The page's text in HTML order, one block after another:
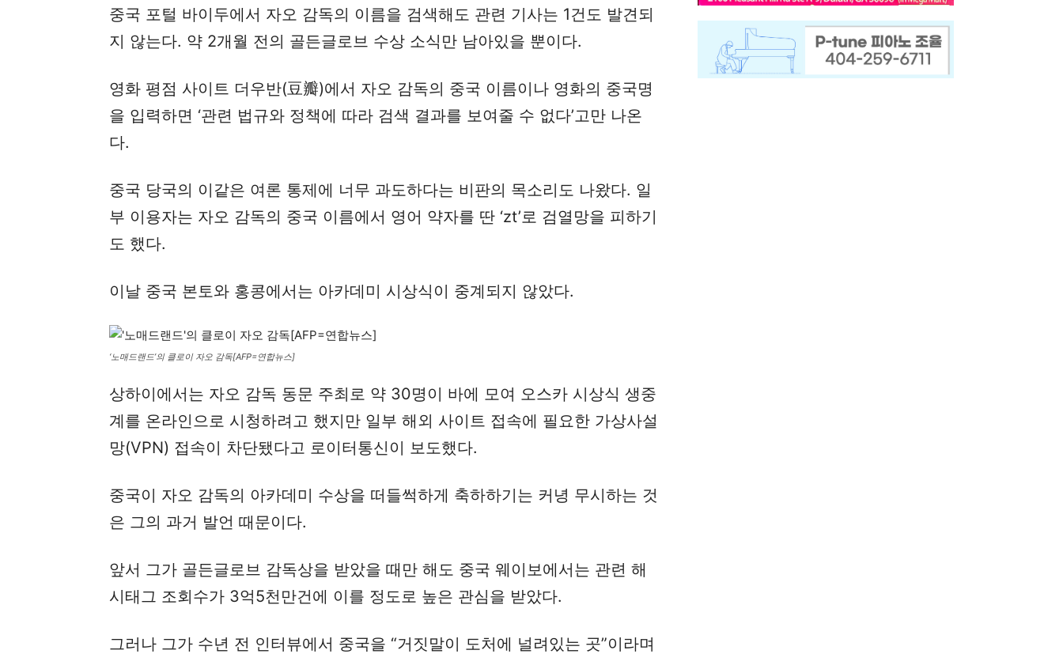
중국 포털 바이두에서 자오 감독의 이름을 검색해도 관련 기사는 1건도 발견되
지 않는다. 약 2개월 전의 골든글로브 수상 소식만 남아있을 뿐이다.
영화 평점 사이트 더우반(豆瓣)에서 자오 감독의 중국 이름이나 영화의 중국명
을 입력하면 ‘관련 법규와 정책에 따라 검색 결과를 보여줄 수 없다’고만 나온
다.
중국 당국의 이같은 여론 통제에 너무 과도하다는 비판의 목소리도 나왔다. 일
부 이용자는 자오 감독의 중국 이름에서 영어 약자를 딴 ‘zt’로 검열망을 피하기
도 했다.
이날 중국 본토와 홍콩에서는 아카데미 시상식이 중계되지 않았다.
‘노매드랜드’의 클로이 자오 감독[AFP=연합뉴스]
상하이에서는 자오 감독 동문 주최로 약 30명이 바에 모여 오스카 시상식 생중
계를 온라인으로 시청하려고 했지만 일부 해외 사이트 접속에 필요한 가상사설
망(VPN) 접속이 차단됐다고 로이터통신이 보도했다.
중국이 자오 감독의 아카데미 수상을 떠들썩하게 축하하기는 커녕 무시하는 것
은 그의 과거 발언 때문이다.
앞서 그가 골든글로브 감독상을 받았을 때만 해도 중국 웨이보에서는 관련 해
시태그 조회수가 3억5천만건에 이를 정도로 높은 관심을 받았다.
그러나 그가 수년 전 인터뷰에서 중국을 “거짓말이 도처에 널려있는 곳”이라며